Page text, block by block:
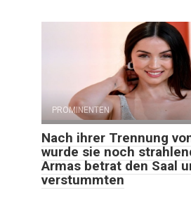
PROMINENTEN
Nach ihrer Trennung
wurde sie noch
Armas betrat den Saal
verstummten